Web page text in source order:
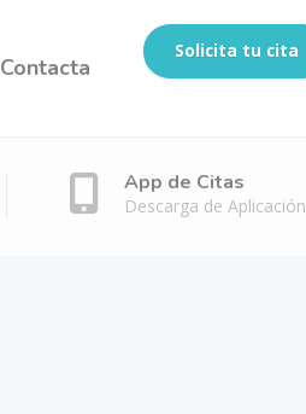
Contacta
Solicita tu cita
App de Citas
Descarga de Aplicación